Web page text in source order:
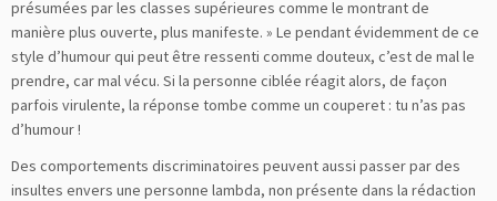
présumées par les classes supérieures comme le montrant de
manière plus ouverte, plus manifeste. » Le pendant évidemment de ce
style d’humour qui peut être ressenti comme douteux, c’est de mal le
prendre, car mal vécu. Si la personne ciblée réagit alors, de façon
parfois virulente, la réponse tombe comme un couperet : tu n’as pas
d’humour !
Des comportements discriminatoires peuvent aussi passer par des
insultes envers une personne lambda, non présente dans la rédaction